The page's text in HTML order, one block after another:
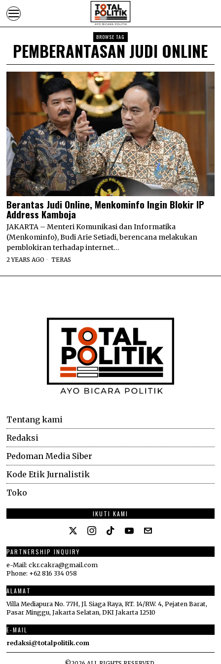
BROWSE TAG
PEMBERANTASAN JUDI ONLINE
Berantas Judi Online, Menkominfo Ingin Blokir IP
Address Kamboja
JAKARTA – Menteri Komunikasi dan Informatika
(Menkominfo), Budi Arie Setiadi, berencana melakukan
pemblokiran terhadap internet…
2 YEARS AGO TERAS
Tentang kami
Redaksi
Pedoman Media Siber
Kode Etik Jurnalistik
Toko
IKUTI KAMI
PARTNERSHIP INQUIRY
e-Mail: ckr.cakra@gmail.com
Phone: +62 816 334 058
ALAMAT
Villa Mediapura No. 77H, Jl. Siaga Raya, RT. 14/RW. 4, Pejaten Barat,
Pasar Minggu, Jakarta Selatan, DKI Jakarta 12510
E-MAIL
redaksi@totalpolitik.com